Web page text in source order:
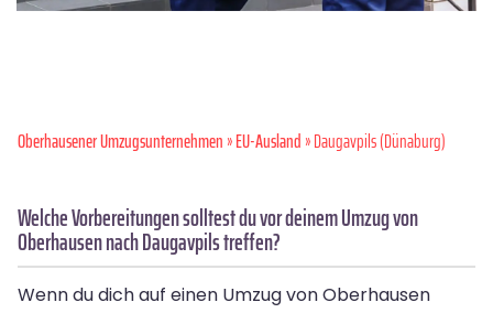
Oberhausener Umzugsunternehmen»EU-Ausland» Daugavpils (Dünaburg)
Welche Vorbereitungen solltest du vor deinem Umzug von
Oberhausen nach Daugavpils treffen?
Wenn du dich auf einen Umzug von Oberhausen